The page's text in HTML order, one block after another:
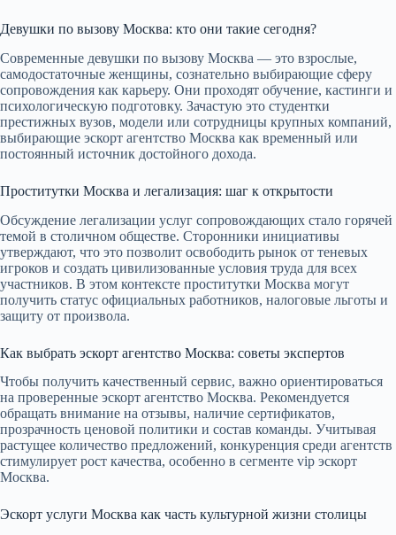
Девушки по вызову Москва: кто они такие сегодня?
Современные девушки по вызову Москва — это взрослые,
самодостаточные женщины, сознательно выбирающие сферу
сопровождения как карьеру. Они проходят обучение, кастинги и
психологическую подготовку. Зачастую это студентки
престижных вузов, модели или сотрудницы крупных компаний,
выбирающие эскорт агентство Москва как временный или
постоянный источник достойного дохода.
Проститутки Москва и легализация: шаг к открытости
Обсуждение легализации услуг сопровождающих стало горячей
темой в столичном обществе. Сторонники инициативы
утверждают, что это позволит освободить рынок от теневых
игроков и создать цивилизованные условия труда для всех
участников. В этом контексте проститутки Москва могут
получить статус официальных работников, налоговые льготы и
защиту от произвола.
Как выбрать эскорт агентство Москва: советы экспертов
Чтобы получить качественный сервис, важно ориентироваться
на проверенные эскорт агентство Москва. Рекомендуется
обращать внимание на отзывы, наличие сертификатов,
прозрачность ценовой политики и состав команды. Учитывая
растущее количество предложений, конкуренция среди агентств
стимулирует рост качества, особенно в сегменте vip эскорт
Москва.
Эскорт услуги Москва как часть культурной жизни столицы